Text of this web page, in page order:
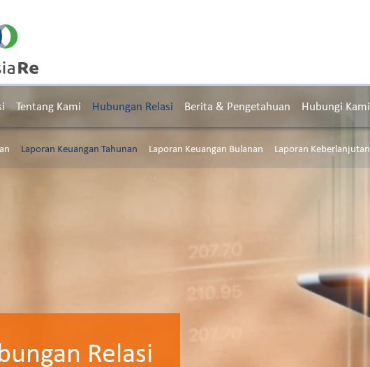
Tentang Kami Hubungan Relasi Berita & Pengetahuan Hubungi Kami
Laporan Keuangan Tahunan Laporan Keuangan Bulanan Laporan Keberlanjutan
Relasi